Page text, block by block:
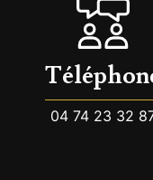
04 74 23 32